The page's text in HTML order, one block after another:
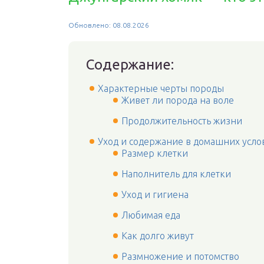
Обновлено: 08.08.2026
Содержание:
Характерные черты породы
Живет ли порода на воле
Продолжительность жизни
Уход и содержание в домашних
Размер клетки
Наполнитель для клетки
Уход и гигиена
Любимая еда
Как долго живут
Размножение и потомство